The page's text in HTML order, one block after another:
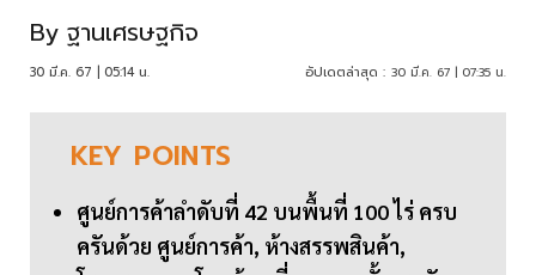
By ฐานเศรษฐกิจ
30 มี.ค. 67 | 05:14 น. อัปเดตล่าสุด : 30 มี.ค. 67 | 07:35 น.
KEY POINTS
ศูนย์การค้าลำดับที่ 42 บนพื้นที่ 100 ไร่ ครบ
ครันด้วย ศูนย์การค้า, ห้างสรรพสินค้า,